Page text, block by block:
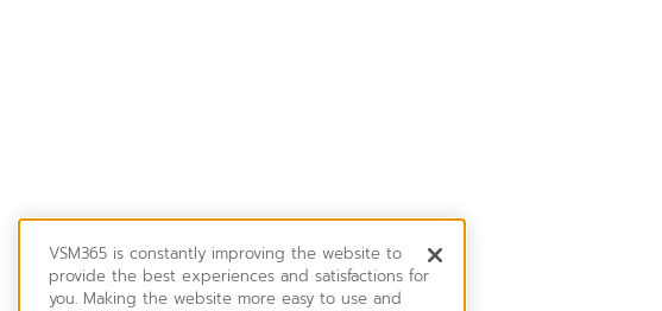
VSM365 is constantly improving the website to
provide the best experiences and satisfactions for
you. Making the website more easy to use and